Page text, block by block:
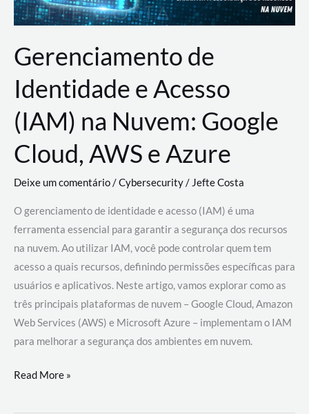
Gerenciamento de
Identidade e Acesso
(IAM) na Nuvem: Google
Cloud, AWS e Azure
Deixe um comentário/Cybersecurity/ Jefte Costa
O gerenciamento de identidade e acesso (IAM) é uma
ferramenta essencial para garantir a segurança dos recursos
na nuvem. Ao utilizar IAM, você pode controlar quem tem
acesso a quais recursos, definindo permissões específicas para
usuários e aplicativos. Neste artigo, vamos explorar como as
três principais plataformas de nuvem – Google Cloud, Amazon
Web Services (AWS) e Microsoft Azure – implementam o IAM
para melhorar a segurança dos ambientes em nuvem.
Gerenciamento
Read More »